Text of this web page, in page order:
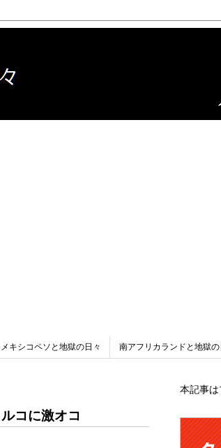
メキシコペソと地獄の日々 南アフリカランドと地獄
コに激オコ
本記事